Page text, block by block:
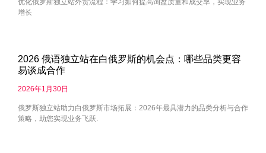
优化俄罗斯独立站外贸流程：学习如何提高询盘质量和成交率，实现业务
增长
2026 俄语独立站在白俄罗斯的机会点：哪些品类更容
易谈成合作
2026年1月30日
俄罗斯独立站助力白俄罗斯市场拓展：2026年最具潜力的品类分析与合作
策略，助您实现业务飞跃.